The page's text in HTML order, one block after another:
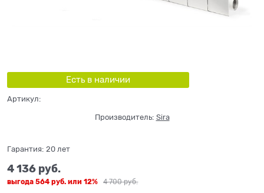
Есть в наличии
Артикул:
Производитель: Sira
Гарантия: 20 лет
4 700 руб.
4 136 руб.
выгода 564 руб. или 12%